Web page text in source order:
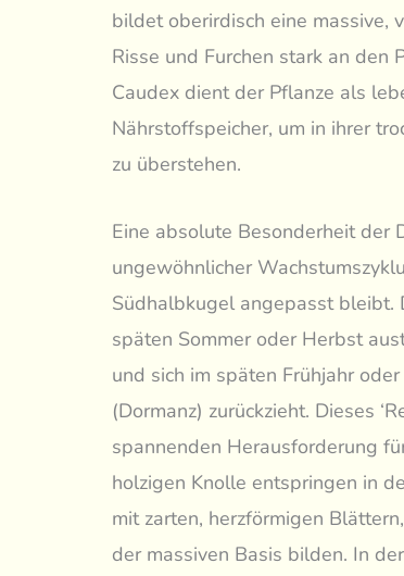
bildet oberirdisch eine massive,
Risse und Furchen stark an den
Caudex dient der Pflanze als
Nährstoffspeicher, um in ihrer
zu überstehen.
Eine absolute Besonderheit der
ungewöhnlicher
Südhalbkugel angepasst bleibt.
späten Sommer oder Herbst
und sich im späten Frühjahr
(Dormanz) zurückzieht. Dieses
spannenden Herausforderung
holzigen Knolle entspringen in
mit zarten, herzförmigen
der massiven Basis bilden. In